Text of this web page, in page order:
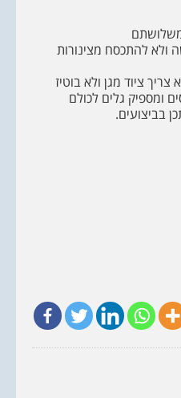
משלושתם
ולא להתכסח מצינורות
ציוד מגן ולא בוטיז
ומספיק גלים לכולם
בביצועים.